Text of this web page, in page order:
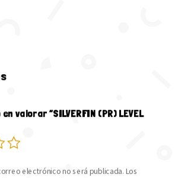
valorar “SILVERFIN (PR) LEVEL
electrónico no será publicada. Los